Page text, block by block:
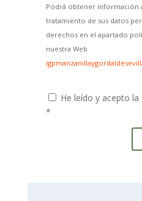
Podrá obtener información
tratamiento de sus datos
derechos en el apartado
nuestra Web
He leído y acepto la
*